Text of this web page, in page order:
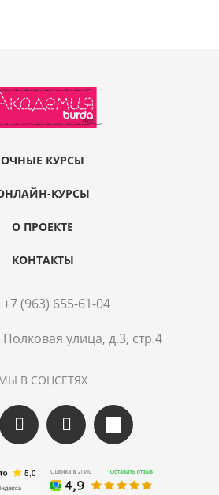
ОЧНЫЕ КУРСЫ
КУРСЫ
О ПРОЕКТЕ
КОНТАКТЫ
+7 (963) 655-61-04
улица, д.3, стр.4
В СОЦСЕТЯХ